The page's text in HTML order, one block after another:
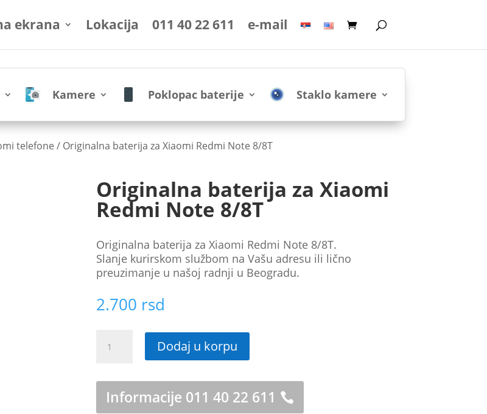
ekrana Lokacija 011 40 22 611 e-mail
Kamere Poklopac baterije Staklo kamere
telefone / Originalna baterija za Xiaomi Redmi Note 8/8T
Originalna baterija za Xiaomi
Redmi Note 8/8T
Originalna baterija za Xiaomi Redmi Note 8/8T.
Slanje kurirskom službom na Vašu adresu ili lično
preuzimanje u našoj radnji u Beogradu.
2.700 rsd
Originalna
baterija
Xiaomi
Redmi
Note
Dodaj u korpu
Informacije 011 40 22 611